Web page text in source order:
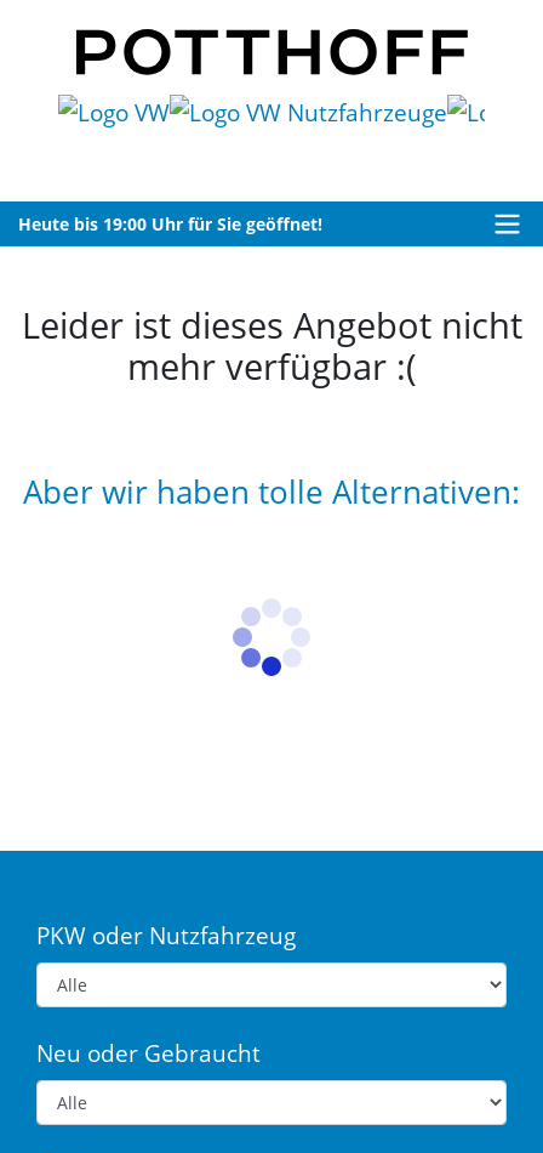
Heute bis 19:00 Uhr für Sie geöffnet!
Leider ist dieses Angebot nicht
mehr verfügbar :(
Aber wir haben tolle Alternativen:
PKW oder Nutzfahrzeug
Neu oder Gebraucht